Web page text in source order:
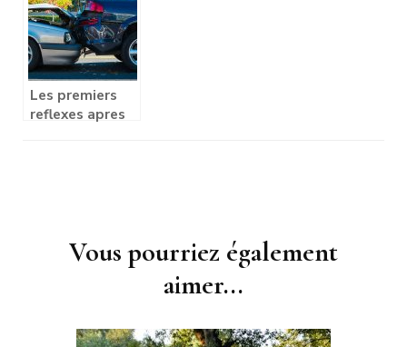
Les premiers
reflexes apres
Vous pourriez également
aimer...